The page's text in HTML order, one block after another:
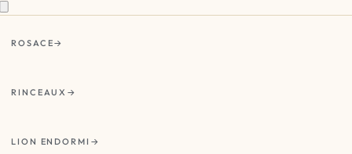
ROSACE
RINCEAUX
LION ENDORMI